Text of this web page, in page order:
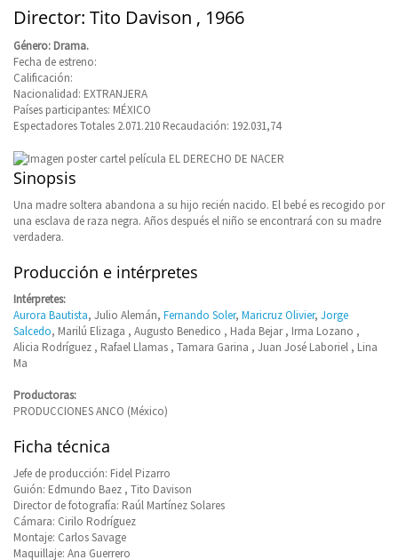
Director: Tito Davison , 1966
Género: Drama.
Fecha de estreno:
Calificación:
Nacionalidad: EXTRANJERA
Países participantes: MÉXICO
Espectadores Totales 2.071.210 Recaudación: 192.031,74
Sinopsis
Una madre soltera abandona a su hijo recién nacido. El bebé es recogido por
una esclava de raza negra. Años después el niño se encontrará con su madre
verdadera.
Producción e intérpretes
Intérpretes:
Aurora Bautista, Julio Alemán, Fernando Soler, Maricruz Olivier, Jorge
Salcedo, Marilú Elizaga , Augusto Benedico , Hada Bejar , Irma Lozano ,
Alicia Rodríguez , Rafael Llamas , Tamara Garina , Juan José Laboriel , Lina
Ma
Productoras:
PRODUCCIONES ANCO (México)
Ficha técnica
Jefe de producción: Fidel Pizarro
Guión: Edmundo Baez , Tito Davison
Director de fotografía: Raúl Martínez Solares
Cámara: Cirilo Rodríguez
Montaje: Carlos Savage
Maquillaje: Ana Guerrero